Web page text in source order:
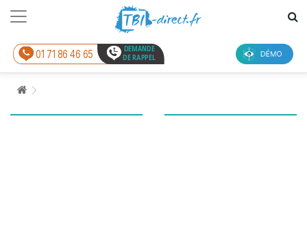
01 71 86 46 65
DEMANDE
DE RAPPEL